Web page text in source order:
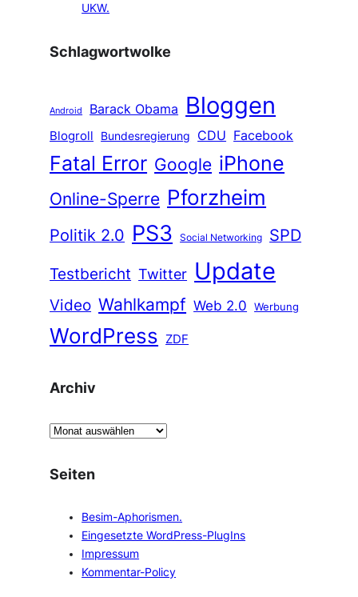
UKW.
Schlagwortwolke
Android Barack Obama Bloggen
Blogroll Bundesregierung CDU Facebook
Fatal Error Google iPhone
Online-Sperre Pforzheim
Politik 2.0 PS3 Social Networking
SPD
Testbericht Twitter Update
Video Wahlkampf Web 2.0 Werbung
WordPress ZDF
Archiv
A
c
Seiten
Besim-Aphorismen.
Eingesetzte WordPress-PlugIns
Impressum
Kommentar-Policy